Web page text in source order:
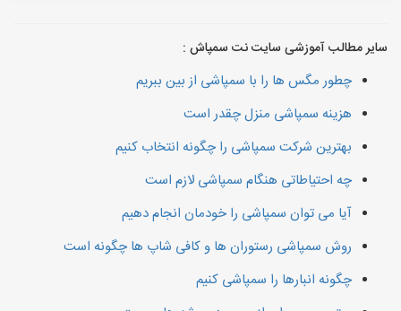
سایر مطالب آموزشی سایت نت سمپاش :
چطور مگس ها را با سمپاشی از بین ببریم
هزینه سمپاشی منزل چقدر است
بهترین شرکت سمپاشی را چگونه انتخاب کنیم
چه احتیاطاتی هنگام سمپاشی لازم است
آیا می توان سمپاشی را خودمان انجام دهیم
روش سمپاشی رستوران ها و کافی شاپ ها چگونه است
چگونه انبارها را سمپاشی کنیم